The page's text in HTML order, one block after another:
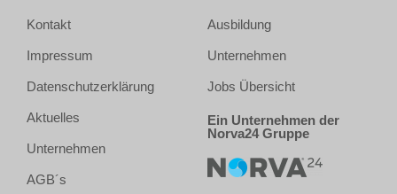
Kontakt
Impressum
Datenschutzerklärung
Aktuelles
Unternehmen
AGB´s
Ausbildung
Unternehmen
Jobs Übersicht
Ein Unternehmen der
Norva24 Gruppe